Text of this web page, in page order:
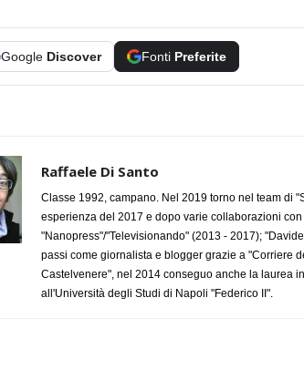
Google Discover Fonti Preferite
Raffaele Di Santo
Classe 1992, campano. Nel 2019 torno nel team di
esperienza del 2017 e dopo varie collaborazioni
"Nanopress"/"Televisionando" (2013 - 2017);
passi come giornalista e blogger grazie a "Corriere
Castelvenere", nel 2014 conseguo anche la laurea
all'Università degli Studi di Napoli "Federico II".